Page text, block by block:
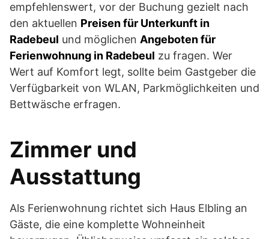
empfehlenswert, vor der Buchung gezielt nach
den aktuellen Preisen für Unterkunft in
Radebeul und möglichen Angeboten für
Ferienwohnung in Radebeul zu fragen. Wer
Wert auf Komfort legt, sollte beim Gastgeber die
Verfügbarkeit von WLAN, Parkmöglichkeiten und
Bettwäsche erfragen.
Zimmer und
Ausstattung
Als Ferienwohnung richtet sich Haus Elbling an
Gäste, die eine komplette Wohneinheit